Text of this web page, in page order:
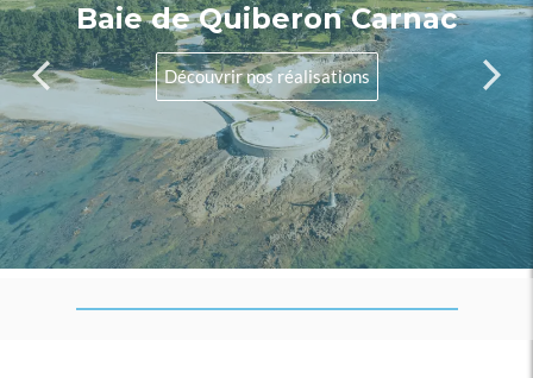
Baie de Quiberon Carnac
Découvrir nos réalisations